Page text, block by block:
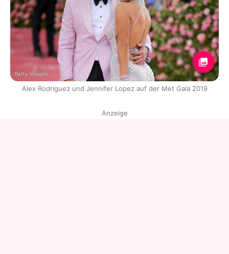
Getty Images
Alex Rodriguez und Jennifer Lopez auf der Met Gala 2019
Anzeige